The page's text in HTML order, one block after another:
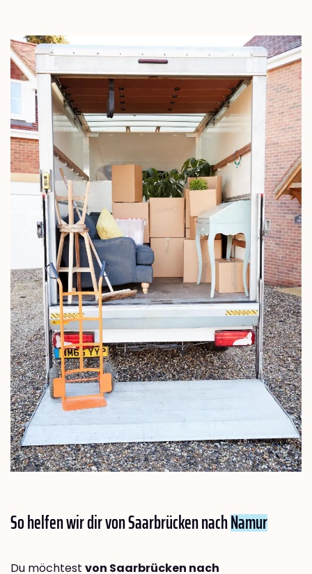
So helfen wir dir von Saarbrücken nachNamur
Du möchtest von Saarbrücken nach